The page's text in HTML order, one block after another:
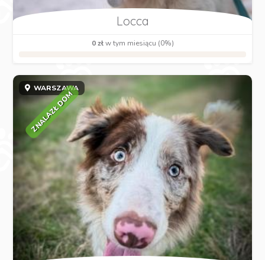
Locca
0 złw tym miesiącu (0%)
WARSZAWA
ZNALAZŁ DOM